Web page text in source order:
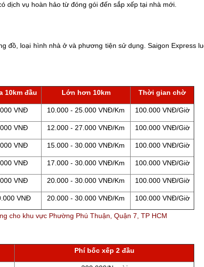
dịch vụ hoàn hảo từ đóng gói đến sắp xếp tại nhà mới.
đồ, loại hình nhà ở và phương tiện sử dụng. Saigon Express
10km đầu Lớn hơn 10km Thời gian chờ
VNĐ 10.000 - 25.000 VNĐ/Km 100.000 VNĐ/Giờ
VNĐ 12.000 - 27.000 VNĐ/Km 100.000 VNĐ/Giờ
VNĐ 15.000 - 30.000 VNĐ/Km 100.000 VNĐ/Giờ
VNĐ 17.000 - 30.000 VNĐ/Km 100.000 VNĐ/Giờ
VNĐ 20.000 - 30.000 VNĐ/Km 100.000 VNĐ/Giờ
VNĐ 20.000 - 30.000 VNĐ/Km 100.000 VNĐ/Giờ
cho khu vực Phường Phú Thuận, Quận 7, TP HCM
Phí bốc xếp 2 đầu